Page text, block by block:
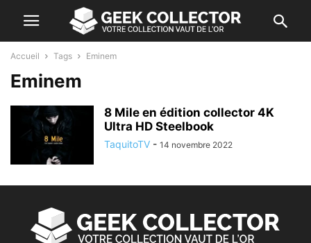
Accueil Tags Eminem
Eminem
8 Mile en édition collector 4K
Ultra HD Steelbook
TaquitoTV - 14 novembre 2022